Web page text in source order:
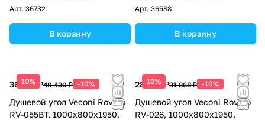
Арт. 36732
В корзину
Арт. 36588
В корзину
10%
36 387 ₽40 430 ₽ -10%
Душевой угол Veconi Rovigo
RV-055BT, 1000х800х1950,
10%
28 681 ₽31 868 ₽ -10%
Душевой угол Veconi Rovigo
RV-026, 1000х800х1950,